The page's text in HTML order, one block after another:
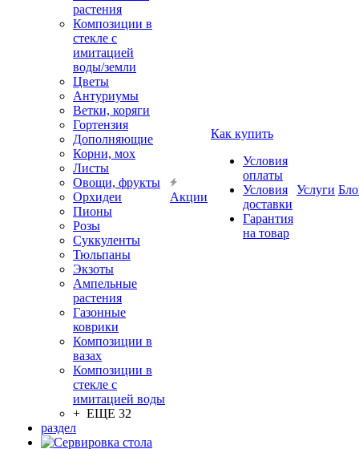
растения
Композиции в
стекле с
имитацией
воды/земли
Цветы
Антуриумы
Ветки, коряги
Гортензия
Дополняющие
Корни, мох
Листы
Овощи, фрукты
Орхидеи
Пионы
Розы
Суккуленты
Тюльпаны
Экзоты
Ампельные
растения
Газонные
коврики
Композиции в
вазах
Композиции в
стекле с
имитацией воды
+ ЕЩЕ 32
раздел
Акции
Как купить
Условия
оплаты
Условия
доставки
Гарантия
на товар
Услуги